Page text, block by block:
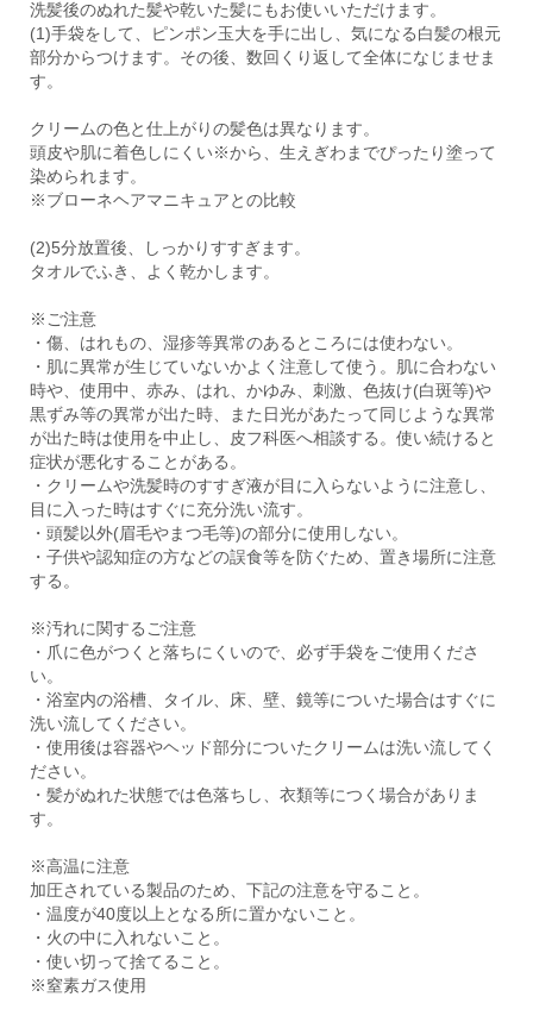
洗髪後のぬれた髪や乾いた髪にもお使いいただけます。
(1)手袋をして、ピンポン玉大を手に出し、気になる白髪の根元
部分からつけます。その後、数回くり返して全体になじませま
す。
クリームの色と仕上がりの髪色は異なります。
頭皮や肌に着色しにくい※から、生えぎわまでぴったり塗って
染められます。
※ブローネヘアマニキュアとの比較
(2)5分放置後、しっかりすすぎます。
タオルでふき、よく乾かします。
※ご注意
・傷、はれもの、湿疹等異常のあるところには使わない。
・肌に異常が生じていないかよく注意して使う。肌に合わない
時や、使用中、赤み、はれ、かゆみ、刺激、色抜け(白斑等)や
黒ずみ等の異常が出た時、また日光があたって同じような異常
が出た時は使用を中止し、皮フ科医へ相談する。使い続けると
症状が悪化することがある。
・クリームや洗髪時のすすぎ液が目に入らないように注意し、
目に入った時はすぐに充分洗い流す。
・頭髪以外(眉毛やまつ毛等)の部分に使用しない。
・子供や認知症の方などの誤食等を防ぐため、置き場所に注意
する。
※汚れに関するご注意
・爪に色がつくと落ちにくいので、必ず手袋をご使用くださ
い。
・浴室内の浴槽、タイル、床、壁、鏡等についた場合はすぐに
洗い流してください。
・使用後は容器やヘッド部分についたクリームは洗い流してく
ださい。
・髪がぬれた状態では色落ちし、衣類等につく場合がありま
す。
※高温に注意
加圧されている製品のため、下記の注意を守ること。
・温度が40度以上となる所に置かないこと。
・火の中に入れないこと。
・使い切って捨てること。
※窒素ガス使用